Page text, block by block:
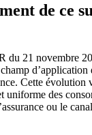
de ce
du 21 novembre
d’application
Cette évolution
uniforme des
ou le